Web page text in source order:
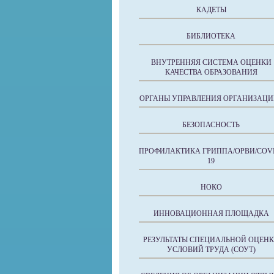
КАДЕТЫ
БИБЛИОТЕКА
ВНУТРЕННЯЯ СИСТЕМА ОЦЕНКИ
КАЧЕСТВА ОБРАЗОВАНИЯ
ОРГАНЫ УПРАВЛЕНИЯ
БЕЗОПАСНОСТЬ
ПРОФИЛАКТИКА ГРИППА/ОРВИ/
19
НОКО
ИННОВАЦИОННАЯ ПЛОЩАДКА
РЕЗУЛЬТАТЫ СПЕЦИАЛЬНОЙ
УСЛОВИЙ ТРУДА (СОУТ)